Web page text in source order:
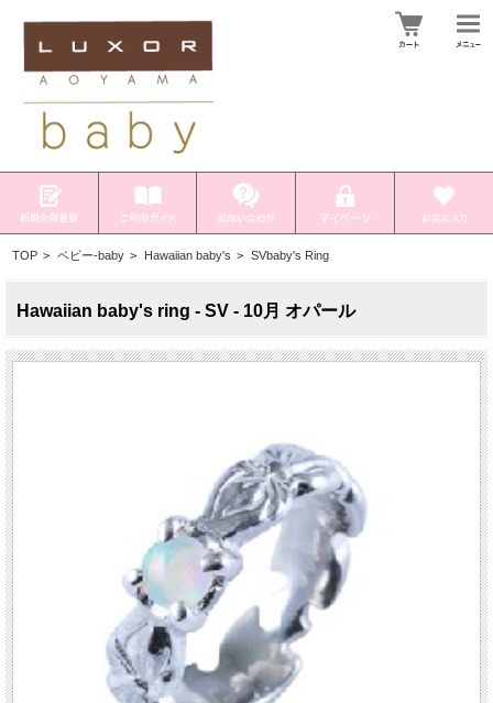
TOP > ベビー-baby > Hawaiian baby's > SVbaby's Ring
Hawaiian baby's ring - SV - 10月 オパール